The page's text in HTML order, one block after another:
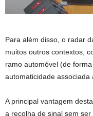
Para além disso, o radar
muitos outros contextos,
ramo automóvel (de
automaticidade associada
A principal vantagem
a recolha de sinal sem